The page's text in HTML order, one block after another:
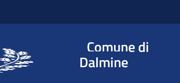
Comune di
Dalmine